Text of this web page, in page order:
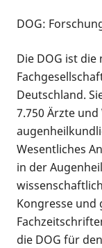
DOG:
Die DOG ist
Deutschland.
7.750 Ärzte
Wesentliches
in der
Kongresse und
die DOG für